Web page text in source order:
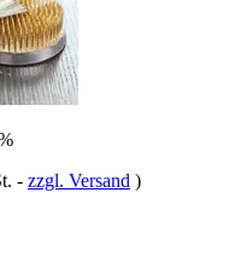
- zzgl. Versand )